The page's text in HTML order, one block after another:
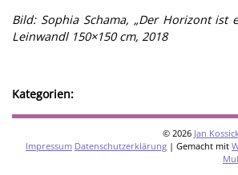
Bild: Sophia Schama, „Der Horizont ist
Leinwandl 150×150 cm, 2018
Kategorien:
© 2026 Jan
Impressum Datenschutzerklärung | Gemacht mit